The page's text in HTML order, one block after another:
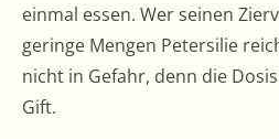
einmal essen. Wer seinen
geringe Mengen Petersilie
nicht in Gefahr, denn die
Gift.